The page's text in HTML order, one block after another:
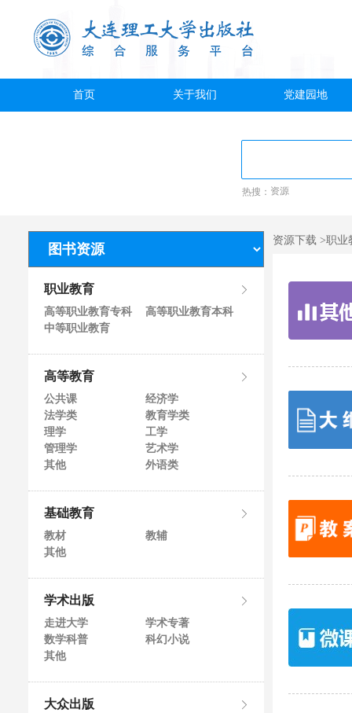
首页 关于我们 党建园地
热搜： 资源
职业教育
高等职业教育专科
高等职业教育本科
中等职业教育
高等教育
公共课
经济学
法学类
教育学类
理学
工学
管理学
艺术学
其他
外语类
基础教育
教材
教辅
其他
学术出版
走进大学
学术专著
数学科普
科幻小说
其他
大众出版
资源下载 >职